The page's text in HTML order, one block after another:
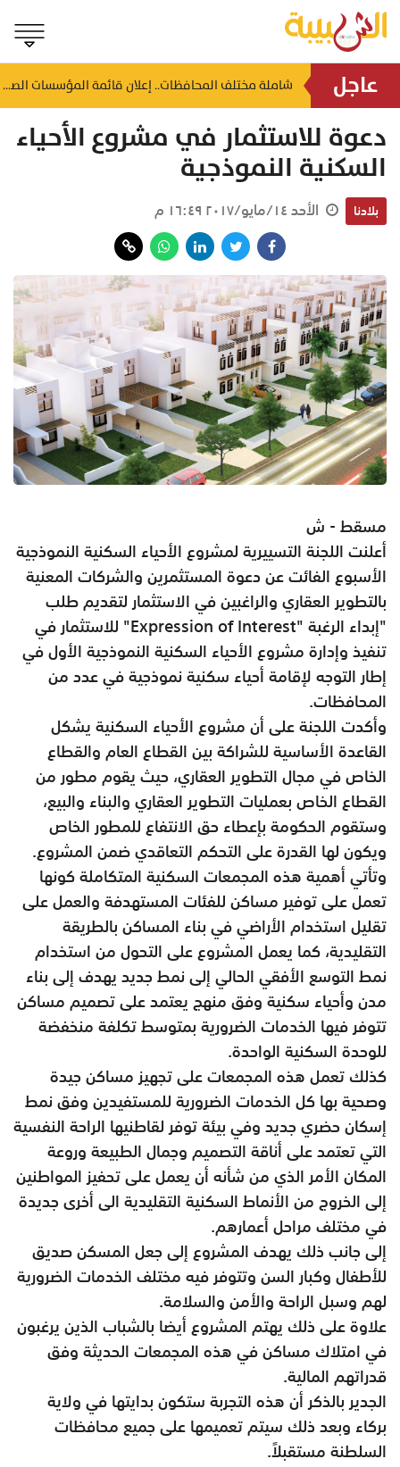
عاجل منذ ساعة شاملة مختلف المحافظات.. إعلان قائمة المؤسسات الصحية المعتمدة لفحص ما قبل الزواج
دعوة للاستثمار في مشروع الأحياء
السكنية النموذجية
بلادنا الأحد ١٤/مايو/٢٠١٧ ١٦:٤٩ م
مسقط - ش
أعلنت اللجنة التسييرية لمشروع الأحياء السكنية النموذجية
الأسبوع الفائت عن دعوة المستثمرين والشركات المعنية
بالتطوير العقاري والراغبين في الاستثمار لتقديم طلب
"إبداء الرغبة "Expression of Interest" للاستثمار في
تنفيذ وإدارة مشروع الأحياء السكنية النموذجية الأول في
إطار التوجه لإقامة أحياء سكنية نموذجية في عدد من
المحافظات.
وأكدت اللجنة على أن مشروع الأحياء السكنية يشكل
القاعدة الأساسية للشراكة بين القطاع العام والقطاع
الخاص في مجال التطوير العقاري، حيث يقوم مطور من
القطاع الخاص بعمليات التطوير العقاري والبناء والبيع،
وستقوم الحكومة بإعطاء حق الانتفاع للمطور الخاص
ويكون لها القدرة على التحكم التعاقدي ضمن المشروع.
وتأتي أهمية هذه المجمعات السكنية المتكاملة كونها
تعمل على توفير مساكن للفئات المستهدفة والعمل على
تقليل استخدام الأراضي في بناء المساكن بالطريقة
التقليدية، كما يعمل المشروع على التحول من استخدام
نمط التوسع الأفقي الحالي إلى نمط جديد يهدف إلى بناء
مدن وأحياء سكنية وفق منهج يعتمد على تصميم مساكن
تتوفر فيها الخدمات الضرورية بمتوسط تكلفة منخفضة
للوحدة السكنية الواحدة.
كذلك تعمل هذه المجمعات على تجهيز مساكن جيدة
وصحية بها كل الخدمات الضرورية للمستفيدين وفق نمط
إسكان حضري جديد وفي بيئة توفر لقاطنيها الراحة النفسية
التي تعتمد على أناقة التصميم وجمال الطبيعة وروعة
المكان الأمر الذي من شأنه أن يعمل على تحفيز المواطنين
إلى الخروج من الأنماط السكنية التقليدية الى أخرى جديدة
في مختلف مراحل أعمارهم.
إلى جانب ذلك يهدف المشروع إلى جعل المسكن صديق
للأطفال وكبار السن وتتوفر فيه مختلف الخدمات الضرورية
لهم وسبل الراحة والأمن والسلامة.
علاوة على ذلك يهتم المشروع أيضا بالشباب الذين يرغبون
في امتلاك مساكن في هذه المجمعات الحديثة وفق
قدراتهم المالية.
الجدير بالذكر أن هذه التجربة ستكون بدايتها في ولاية
بركاء وبعد ذلك سيتم تعميمها على جميع محافظات
السلطنة مستقبلاً.